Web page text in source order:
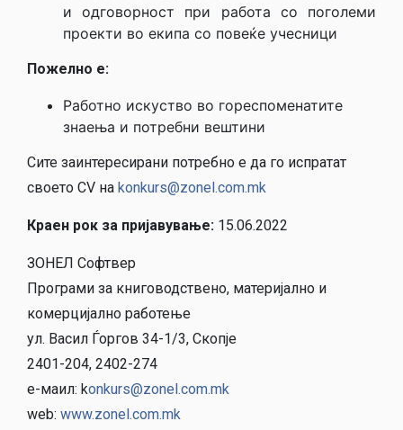
и одговорност при работа со поголеми
проекти во екипа со повеќе учесници
Пожелно е:
Работно искуство во гореспоменатите
знаења и потребни вештини
Сите заинтересирани потребно е да го испратат
своето CV на konkurs@zonel.com.mk
Краен рок за пријавување: 15.06.2022
ЗОНЕЛ Софтвер
Програми за книговодствено, материјално и
комерцијално работење
ул. Васил Ѓоргов 34-1/3, Скопје
2401-204, 2402-274
е-маил: konkurs@zonel.com.mk
web: www.zonel.com.mk